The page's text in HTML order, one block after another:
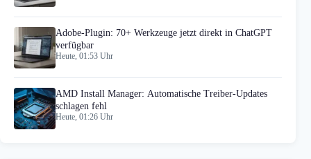
Adobe-Plugin: 70+ Werkzeuge jetzt direkt in ChatGPT
verfügbar
Heute, 01:53 Uhr
AMD Install Manager: Automatische Treiber-Updates
schlagen fehl
Heute, 01:26 Uhr